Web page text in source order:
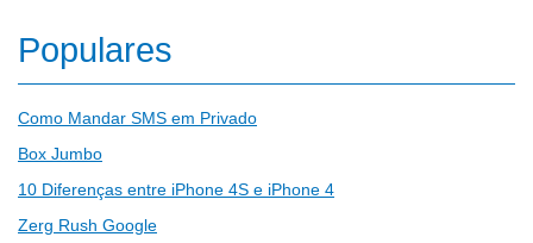
Populares
Como Mandar SMS em Privado
Box Jumbo
10 Diferenças entre iPhone 4S e iPhone 4
Zerg Rush Google